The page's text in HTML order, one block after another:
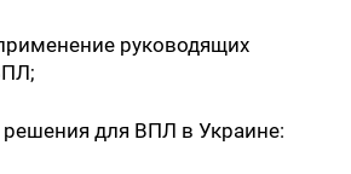
руководящих
решения для ВПЛ в Украине: